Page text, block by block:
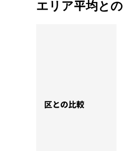
エリア平均と
区との比較